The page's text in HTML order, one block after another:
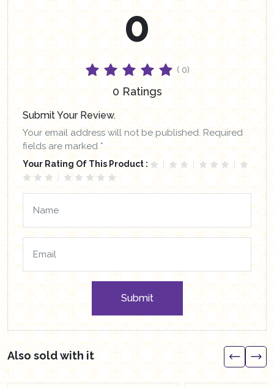
0
( 0)
0 Ratings
Submit Your Review.
Your email address will not be published. Required
fields are marked *
Your Rating Of This Product :
Submit
Also sold with it